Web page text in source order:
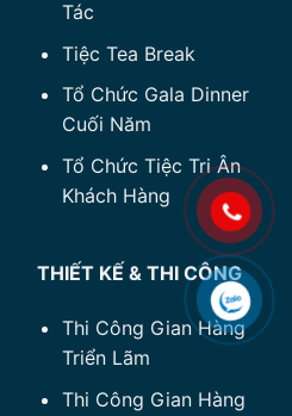
Tác
Tiệc Tea Break
Tổ Chức Gala Dinner
Cuối Năm
Tổ Chức Tiệc Tri Ân
Khách Hàng
THIẾT KẾ & THI CÔNG
Thi Công Gian Hàng
Triển Lãm
Thi Công Gian Hàng